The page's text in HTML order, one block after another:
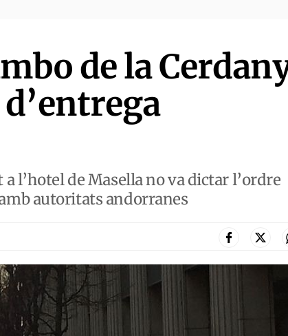
de la
l’hotel de Masella no va dictar l’ordre
autoritats andorranes